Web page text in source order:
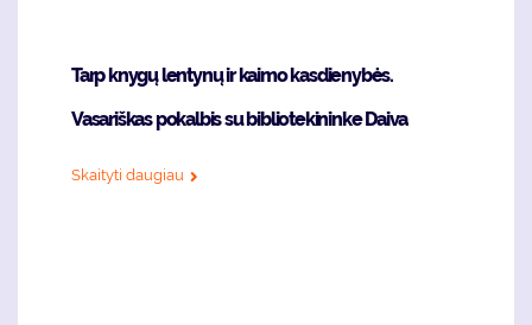
Tarp knygų lentynų ir kaimo kasdienybės.
Vasariškas pokalbis su bibliotekininke Daiva
Skaityti daugiau